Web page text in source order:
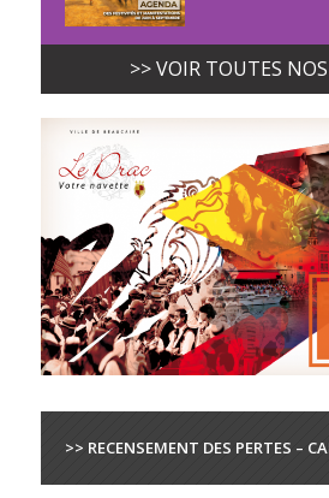
>> VOIR TOUTES
>> RECENSEMENT DES PERTES –